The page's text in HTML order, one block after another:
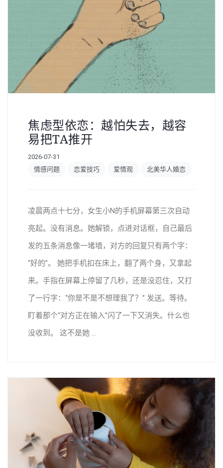
焦虑型依恋：越怕失去，越容
易把TA推开
2026-07-31
情感问题
恋爱技巧 爱情观 北美华人婚恋
凌晨两点十七分，女生小N的手机屏幕第三次自动
亮起。没有消息。她解锁，点进对话框，自己最后
发的五条消息像一堵墙，对方的回复只有两个字：
“好的”。 她把手机扣在床上，翻了两个身，又拿起
来。手指在屏幕上停留了几秒，还是没忍住，又打
了一行字：“你是不是不想理我了？” 发送。等待。
盯着那个“对方正在输入”闪了一下又消失。什么也
没收到。 这不是她 ...